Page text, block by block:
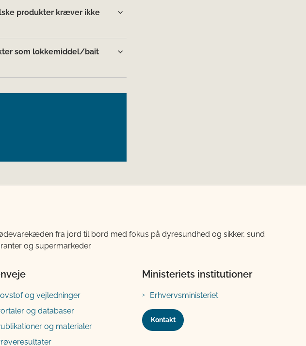
produkter kræver ikke
som lokkemiddel/bait
fra jord til bord med fokus på dyresundhed og sikker, sund
og supermarkeder.
og vejledninger
og databaser
og materialer
Ministeriets institutioner
Erhvervsministeriet
Kontakt